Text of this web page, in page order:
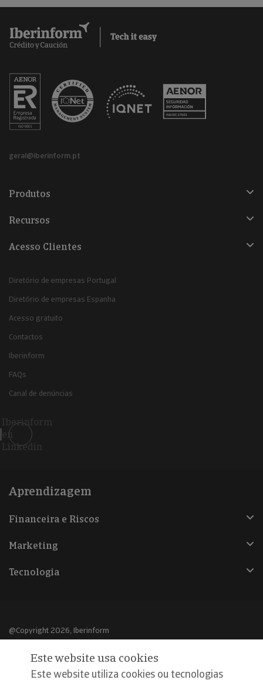
geral@iberinform.pt
Produtos
Recursos
Acesso Clientes
Diretório de empresas Portugal
Diretório de empresas Espanha
Acesso gratuito
Contactos
Iberinform
FAQs
Canal de denúncias
Iberinform
en
Linkedin
Aprendizagem
Financeira e Riscos
Marketing
Tecnologia
@Copyright 2026, Iberinform
Aviso legal
Política de cookies
Este website usa cookies
Este website utiliza cookies ou tecnologias